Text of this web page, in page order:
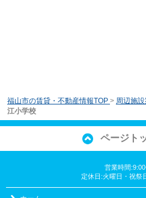
福山市の賃貸・不動産情報TOP > 周辺施
江小学校
ページト
営業時間
定休日:火曜日・祝祭